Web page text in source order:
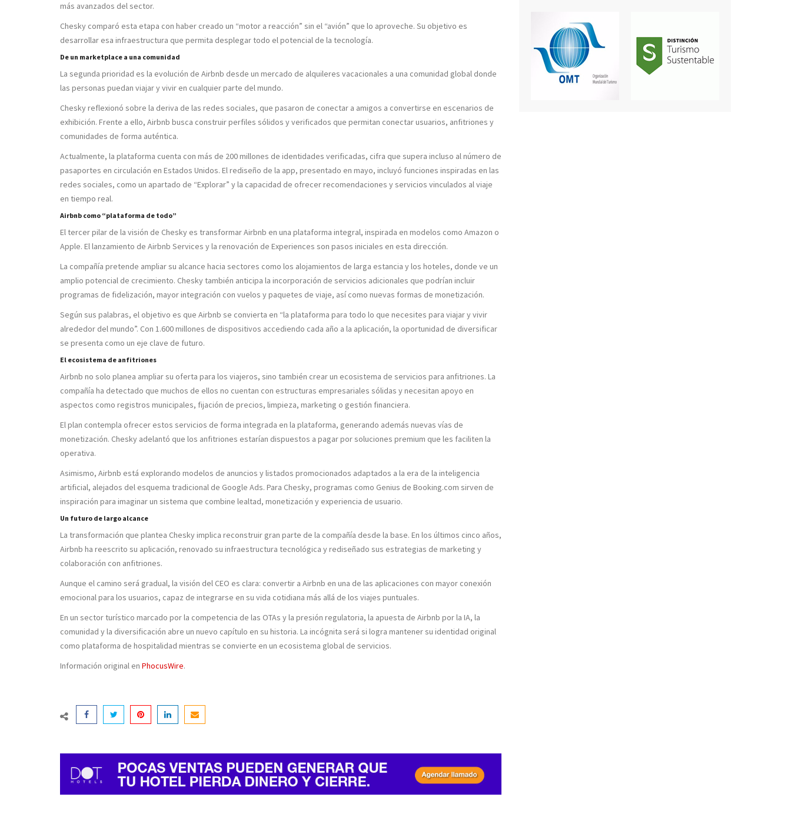
más avanzados del sector.
Chesky comparó esta etapa con haber creado un “motor a reacción” sin el “avión” que lo aproveche. Su objetivo es
desarrollar esa infraestructura que permita desplegar todo el potencial de la tecnología.
De un marketplace a una comunidad
La segunda prioridad es la evolución de Airbnb desde un mercado de alquileres vacacionales a una comunidad global donde
las personas puedan viajar y vivir en cualquier parte del mundo.
Chesky reflexionó sobre la deriva de las redes sociales, que pasaron de conectar a amigos a convertirse en escenarios de
exhibición. Frente a ello, Airbnb busca construir perfiles sólidos y verificados que permitan conectar usuarios, anfitriones y
comunidades de forma auténtica.
Actualmente, la plataforma cuenta con más de 200 millones de identidades verificadas, cifra que supera incluso al número de
pasaportes en circulación en Estados Unidos. El rediseño de la app, presentado en mayo, incluyó funciones inspiradas en las
redes sociales, como un apartado de “Explorar” y la capacidad de ofrecer recomendaciones y servicios vinculados al viaje
en tiempo real.
Airbnb como “plataforma de todo”
El tercer pilar de la visión de Chesky es transformar Airbnb en una plataforma integral, inspirada en modelos como Amazon o
Apple. El lanzamiento de Airbnb Services y la renovación de Experiences son pasos iniciales en esta dirección.
La compañía pretende ampliar su alcance hacia sectores como los alojamientos de larga estancia y los hoteles, donde ve un
amplio potencial de crecimiento. Chesky también anticipa la incorporación de servicios adicionales que podrían incluir
programas de fidelización, mayor integración con vuelos y paquetes de viaje, así como nuevas formas de monetización.
Según sus palabras, el objetivo es que Airbnb se convierta en “la plataforma para todo lo que necesites para viajar y vivir
alrededor del mundo”. Con 1.600 millones de dispositivos accediendo cada año a la aplicación, la oportunidad de diversificar
se presenta como un eje clave de futuro.
El ecosistema de anfitriones
Airbnb no solo planea ampliar su oferta para los viajeros, sino también crear un ecosistema de servicios para anfitriones. La
compañía ha detectado que muchos de ellos no cuentan con estructuras empresariales sólidas y necesitan apoyo en
aspectos como registros municipales, fijación de precios, limpieza, marketing o gestión financiera.
El plan contempla ofrecer estos servicios de forma integrada en la plataforma, generando además nuevas vías de
monetización. Chesky adelantó que los anfitriones estarían dispuestos a pagar por soluciones premium que les faciliten la
operativa.
Asimismo, Airbnb está explorando modelos de anuncios y listados promocionados adaptados a la era de la inteligencia
artificial, alejados del esquema tradicional de Google Ads. Para Chesky, programas como Genius de Booking.com sirven de
inspiración para imaginar un sistema que combine lealtad, monetización y experiencia de usuario.
Un futuro de largo alcance
La transformación que plantea Chesky implica reconstruir gran parte de la compañía desde la base. En los últimos cinco años,
Airbnb ha reescrito su aplicación, renovado su infraestructura tecnológica y rediseñado sus estrategias de marketing y
colaboración con anfitriones.
Aunque el camino será gradual, la visión del CEO es clara: convertir a Airbnb en una de las aplicaciones con mayor conexión
emocional para los usuarios, capaz de integrarse en su vida cotidiana más allá de los viajes puntuales.
En un sector turístico marcado por la competencia de las OTAs y la presión regulatoria, la apuesta de Airbnb por la IA, la
comunidad y la diversificación abre un nuevo capítulo en su historia. La incógnita será si logra mantener su identidad original
como plataforma de hospitalidad mientras se convierte en un ecosistema global de servicios.
Información original en PhocusWire.